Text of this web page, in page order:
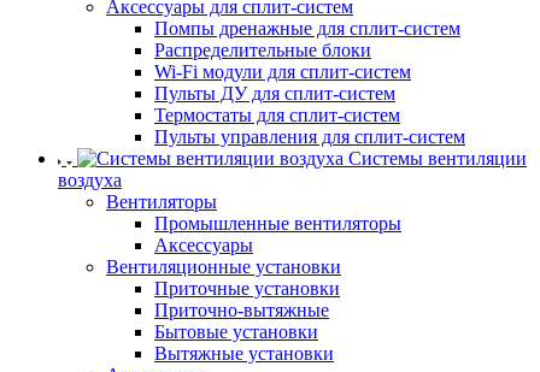
Аксессуары для сплит-систем
Помпы дренажные для сплит-систем
Распределительные блоки
Wi-Fi модули для сплит-систем
Пульты ДУ для сплит-систем
Термостаты для сплит-систем
Пульты управления для сплит-систем
Системы вентиляции
воздуха
Вентиляторы
Промышленные вентиляторы
Аксессуары
Вентиляционные установки
Приточные установки
Приточно-вытяжные
Бытовые установки
Вытяжные установки